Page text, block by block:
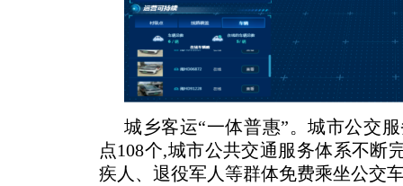
城乡客运“一体普惠”。城市公交
点108个,城市公共交通服务体系不断
疾人、退役军人等群体免费乘坐公交